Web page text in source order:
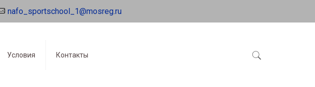
nafo_sportschool_1@mosreg.ru
Условия Контакты